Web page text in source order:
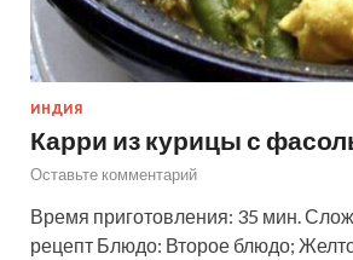
ИНДИЯ
Карри из курицы с
Оставьте комментарий
Время приготовления: 35 мин.
рецепт Блюдо: Второе блюдо;